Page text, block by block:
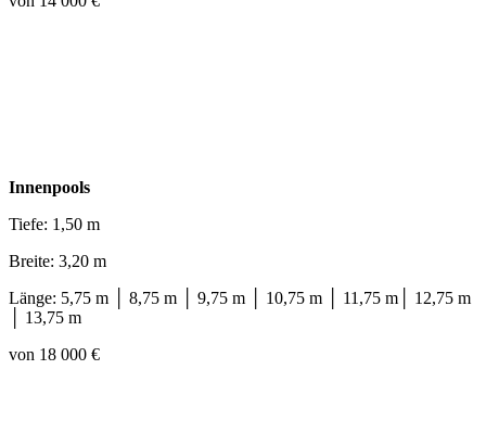
Innenpools
Tiefe: 1,50 m
Breite: 3,20 m
Länge: 5,75 m │ 8,75 m │ 9,75 m │ 10,75 m │ 11,75 m│ 12,75 m
│ 13,75 m
von 18 000 €